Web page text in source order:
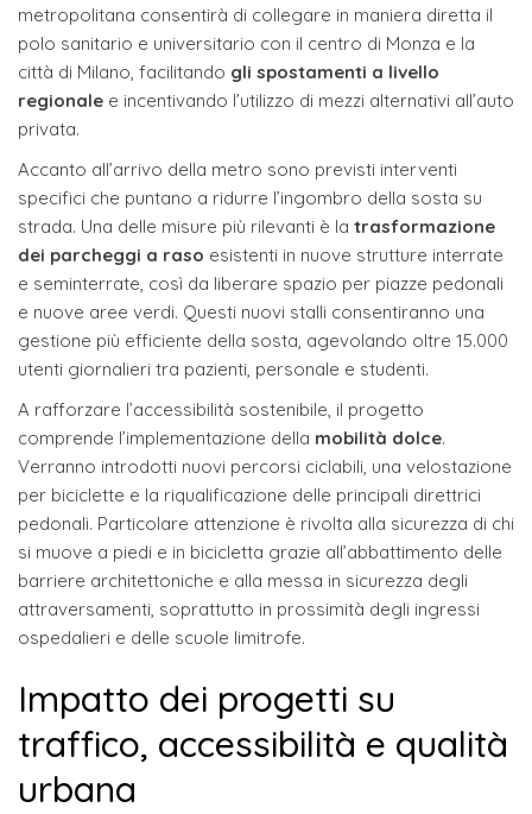
metropolitana consentirà di collegare in maniera diretta il
polo sanitario e universitario con il centro di Monza e la
città di Milano, facilitando gli spostamenti a livello
regionale e incentivando l’utilizzo di mezzi alternativi all’auto
privata.
Accanto all’arrivo della metro sono previsti interventi
specifici che puntano a ridurre l’ingombro della sosta su
strada. Una delle misure più rilevanti è la trasformazione
dei parcheggi a raso esistenti in nuove strutture interrate
e seminterrate, così da liberare spazio per piazze pedonali
e nuove aree verdi. Questi nuovi stalli consentiranno una
gestione più efficiente della sosta, agevolando oltre 15.000
utenti giornalieri tra pazienti, personale e studenti.
A rafforzare l’accessibilità sostenibile, il progetto
comprende l’implementazione della mobilità dolce.
Verranno introdotti nuovi percorsi ciclabili, una velostazione
per biciclette e la riqualificazione delle principali direttrici
pedonali. Particolare attenzione è rivolta alla sicurezza di chi
si muove a piedi e in bicicletta grazie all’abbattimento delle
barriere architettoniche e alla messa in sicurezza degli
attraversamenti, soprattutto in prossimità degli ingressi
ospedalieri e delle scuole limitrofe.
Impatto dei progetti su
traffico, accessibilità e qualità
urbana